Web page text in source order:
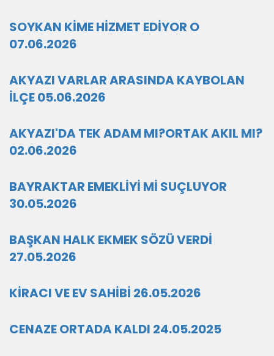
SOYKAN KİME HİZMET EDİYOR O
07.06.2026
AKYAZI VARLAR ARASINDA KAYBOLAN
İLÇE 05.06.2026
AKYAZI'DA TEK ADAM MI?ORTAK AKIL MI?
02.06.2026
BAYRAKTAR EMEKLİYİ Mİ SUÇLUYOR
30.05.2026
BAŞKAN HALK EKMEK SÖZÜ VERDİ
27.05.2026
KİRACI VE EV SAHİBİ 26.05.2026
CENAZE ORTADA KALDI 24.05.2025